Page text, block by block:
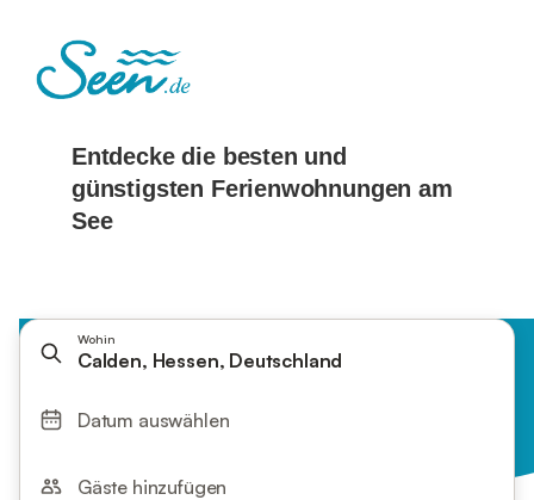
Wohin
Calden, Hessen, Deutschland
Datum auswählen
Gäste hinzufügen